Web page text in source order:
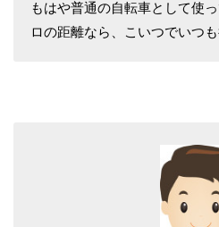
もはや普通の自転車として使
ロの距離なら、こいつでいつも